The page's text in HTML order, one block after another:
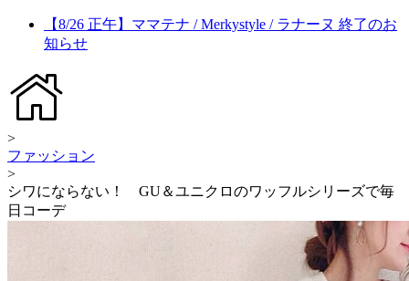
【8/26 正午】ママテナ / Merkystyle / ラナーヌ 終了のお
知らせ
>
ファッション
>
シワにならない！ GU＆ユニクロのワッフルシリーズで毎
日コーデ